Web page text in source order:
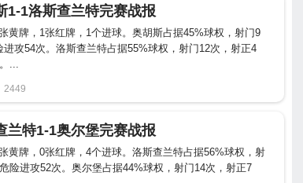
1-1洛斯查兰特完赛战报
黄牌，1张红牌，1个进球。奥胡斯占据45%球权，射门9
攻54次。洛斯查兰特占据55%球权，射门12次，射正4
...
2449
兰特1-1奥尔堡完赛战报
黄牌，0张红牌，4个进球。洛斯查兰特占据56%球权，射
险进攻52次。奥尔堡占据44%球权，射门14次，射正7